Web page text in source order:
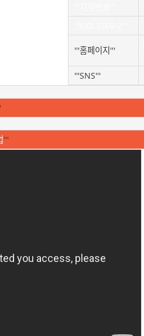
'''홈페이지'''
'''SNS'''
'''